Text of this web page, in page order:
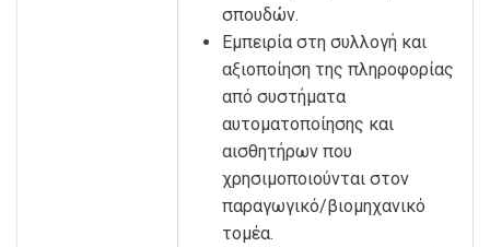
σπουδών.
Εμπειρία στη συλλογή και
αξιοποίηση της πληροφορίας
από συστήματα
αυτοματοποίησης και
αισθητήρων που
χρησιμοποιούνται στον
παραγωγικό/βιομηχανικό
τομέα.